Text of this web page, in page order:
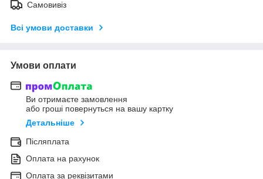
Самовивіз
Всі умови доставки
Умови оплати
Ви отримаєте замовлення
або гроші повернуться на вашу картку
Детальніше
Післяплата
Оплата на рахунок
Оплата за реквізитами